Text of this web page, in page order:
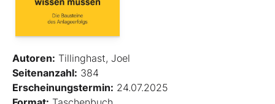
Autoren: Tillinghast, Joel
Seitenanzahl: 384
Erscheinungstermin: 24.07.2025